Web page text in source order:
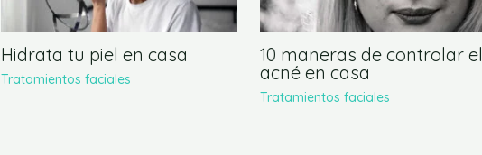
Hidrata tu piel en casa
Tratamientos faciales
10 maneras de controlar el
acné en casa
Tratamientos faciales